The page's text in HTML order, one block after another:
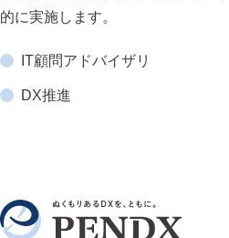
的に実施します。
IT顧問アドバイザリ
DX推進